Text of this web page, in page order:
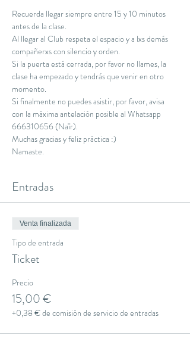
Recuerda llegar siempre entre 15 y 10 minutos
antes de la clase.
Al llegar al Club respeta el espacio y a lxs demás
compañerxs con silencio y orden.
Si la puerta está cerrada, por favor no llames, la
clase ha empezado y tendrás que venir en otro
momento.
Si finalmente no puedes asistir, por favor, avisa
con la máxima antelación posible al Whatsapp
666310656 (Naïr).
Muchas gracias y feliz práctica :)
Namaste.
Entradas
Venta finalizada
Tipo de entrada
Ticket
Precio
15,00 €
+0,38 € de comisión de servicio de entradas